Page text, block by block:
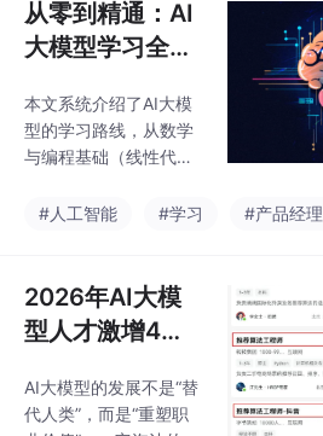
梁。最后分享了AI大模
型学习资源，帮助
业务需求进行技术适
配。职业发展上，应用
工程师薪资可观（月薪
地的关键角色。建议不
要盲目转行，可先利用
业余时间探索，确认适
门方向可能快速饱和，
费AI大模型学习资料领
取方式。
从零到精通：AI
大模型学习全攻
AI大模型学习路
线，零基础入门
本文系统介绍了AI大模
型的学习路线，从数学
与编程基础（线性代
等）开始，到机器学习
习进阶（Transformer
架构、PyTorch框
架）。接着探讨大模型
调、Hugging Face工
具），并建议参与开源
#人工智能 #学习 #产品经理
2026年AI大模
型人才激增4
薪抢夺战，你准
AI大模型的发展不是“替
代人类”，而是“重塑职